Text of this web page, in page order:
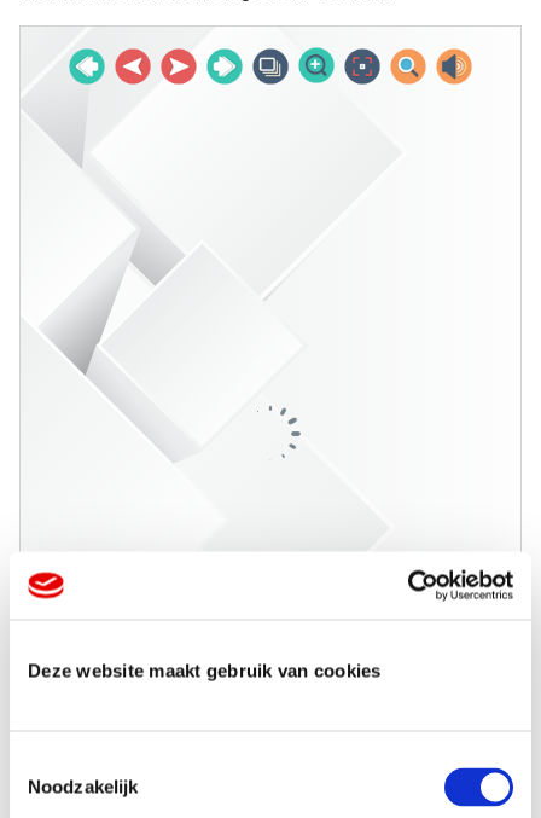
Deze website maakt gebruik van cookies
Noodzakelijk